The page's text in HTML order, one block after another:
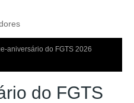
aniversário do FGTS 2026
do FGTS